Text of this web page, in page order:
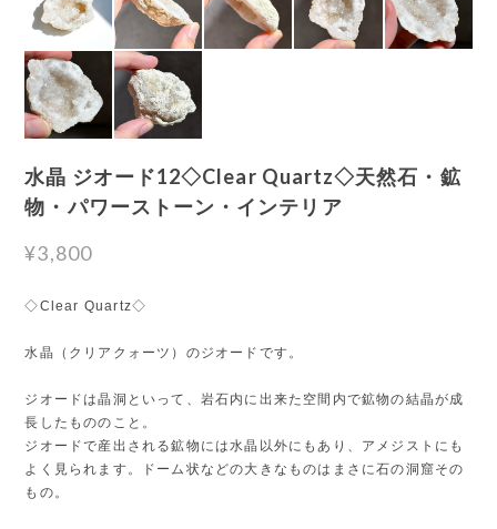
水晶 ジオード12◇Clear Quartz◇天然石・鉱
物・パワーストーン・インテリア
¥3,800
◇Clear Quartz◇
水晶（クリアクォーツ）のジオードです。
ジオードは晶洞といって、岩石内に出来た空間内で鉱物の結晶が成
長したもののこと。
ジオードで産出される鉱物には水晶以外にもあり、アメジストにも
よく見られます。ドーム状などの大きなものはまさに石の洞窟その
もの。